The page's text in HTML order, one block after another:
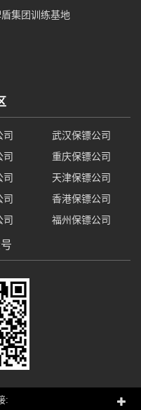
集团训练基地
司
武汉保镖公司
司
重庆保镖公司
司
天津保镖公司
司
香港保镖公司
司 福州保镖公司
: